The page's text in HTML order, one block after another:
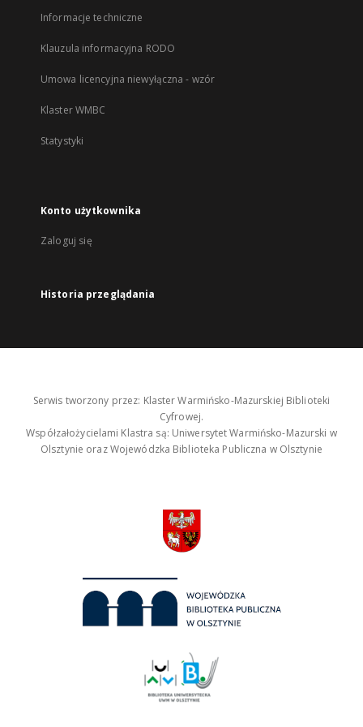
Informacje techniczne
Klauzula informacyjna RODO
Umowa licencyjna niewyłączna - wzór
Klaster WMBC
Statystyki
Konto użytkownika
Zaloguj się
Historia przeglądania
Serwis tworzony przez: Klaster Warmińsko-Mazurskiej Biblioteki
Cyfrowej.
Współzałożycielami Klastra są: Uniwersytet Warmińsko-Mazurski w
Olsztynie oraz Wojewódzka Biblioteka Publiczna w Olsztynie